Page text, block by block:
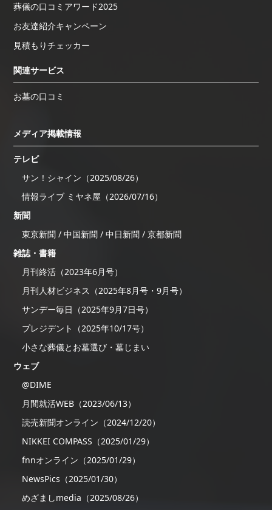
葬儀の口コミアワード2025
お友達紹介キャンペーン
見積もりチェッカー
関連サービス
お墓の口コミ
メディア掲載情報
テレビ
サン！シャイン（2025/08/26）
情報ライブ ミヤネ屋（2026/07/16）
新聞
東京新聞 / 中国新聞 / 中日新聞 / 京都新聞
雑誌・書籍
月刊終活（2023年6月号）
月刊人材ビジネス（2025年8月号・9月号）
サンデー毎日（2025年9月7日号）
プレジデント（2025年10/17号）
小さな葬儀とお墓選び・墓じまい
ウェブ
@DIME
月間就活WEB（2023/06/13）
読売新聞オンライン（2024/12/20）
NIKKEI COMPASS（2025/01/29）
fnnオンライン（2025/01/29）
NewsPics（2025/01/30）
めざましmedia（2025/08/26）